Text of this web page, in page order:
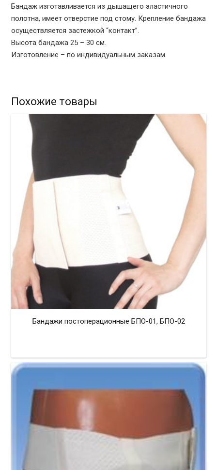
Бандаж изготавливается из дышащего эластичного
полотна, имеет отверстие под стому. Крепление бандажа
осуществляется застежкой “контакт”.
Высота бандажа 25 – 30 см.
Изготовление – по индивидуальным заказам.
Похожие товары
Бандажи постоперационные БПО-01, БПО-02